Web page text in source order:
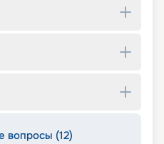
вопросы (12)